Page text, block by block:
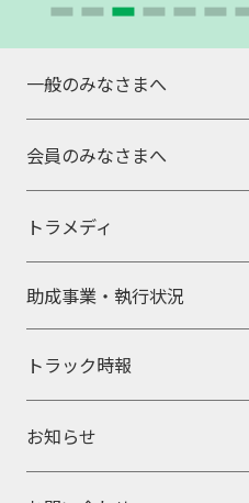
一般のみなさまへ
会員のみなさまへ
トラメディ
助成事業・執行状況
トラック時報
お知らせ